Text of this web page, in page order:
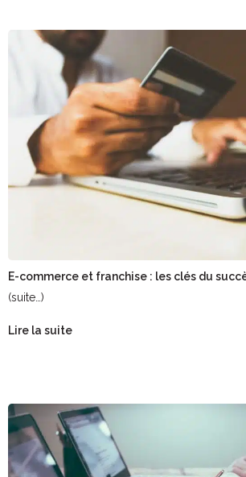
E-commerce et franchise : les clés du
(suite…)
Lire la suite